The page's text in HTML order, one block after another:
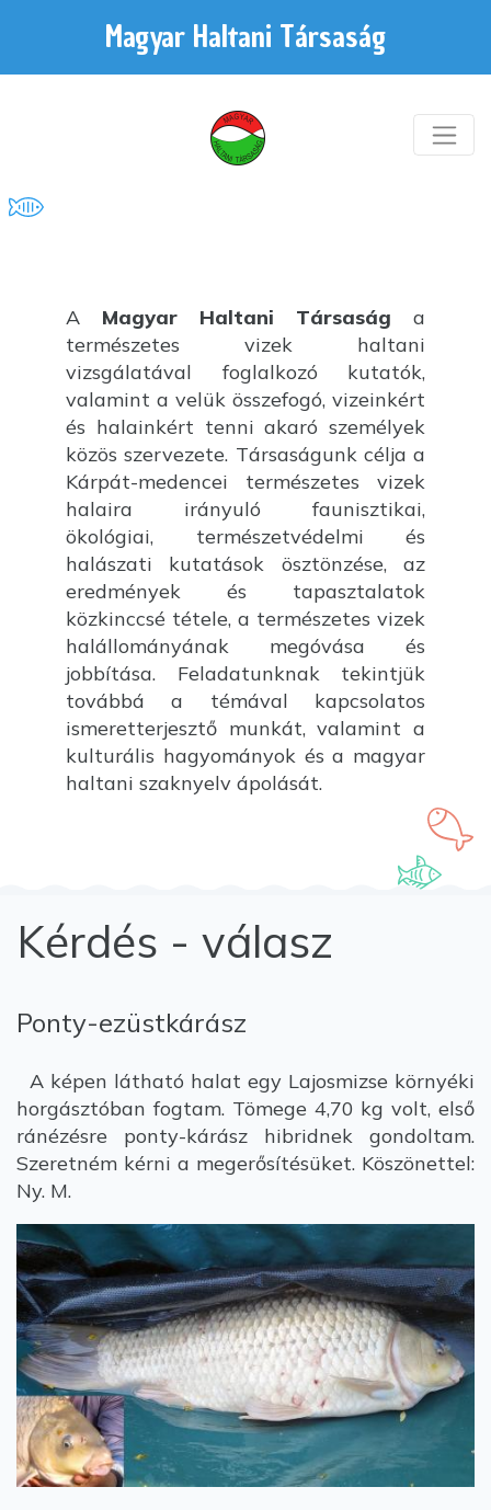
Magyar Haltani Társaság
A Magyar Haltani Társaság a
természetes vizek haltani
vizsgálatával foglalkozó kutatók,
valamint a velük összefogó, vizeinkért
és halainkért tenni akaró személyek
közös szervezete. Társaságunk célja a
Kárpát-medencei természetes vizek
halaira irányuló faunisztikai,
ökológiai, természetvédelmi és
halászati kutatások ösztönzése, az
eredmények és tapasztalatok
közkinccsé tétele, a természetes vizek
halállományának megóvása és
jobbítása. Feladatunknak tekintjük
továbbá a témával kapcsolatos
ismeretterjesztő munkát, valamint a
kulturális hagyományok és a magyar
haltani szaknyelv ápolását.
Kérdés - válasz
Ponty-ezüstkárász
A képen látható halat egy Lajosmizse környéki
horgásztóban fogtam. Tömege 4,70 kg volt, első
ránézésre ponty-kárász hibridnek gondoltam.
Szeretném kérni a megerősítésüket. Köszönettel:
Ny. M.